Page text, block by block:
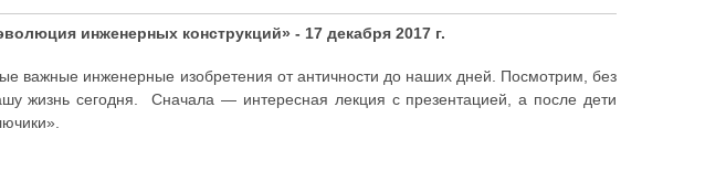
инженерных конструкций» - 17 декабря 2017 г.
важные инженерные изобретения от античности до наших дней. Посмотрим, без
жизнь сегодня. Сначала — интересная лекция с презентацией, а после дети